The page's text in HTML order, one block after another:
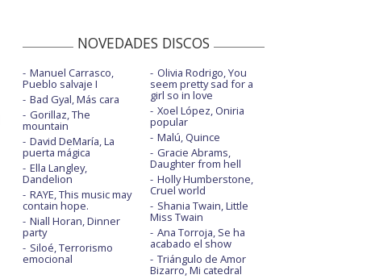
NOVEDADES DISCOS
Manuel Carrasco,
Pueblo salvaje I
Bad Gyal, Más cara
Gorillaz, The
mountain
David DeMaría, La
puerta mágica
Ella Langley,
Dandelion
RAYE, This music may
contain hope.
Niall Horan, Dinner
party
Siloé, Terrorismo
emocional
Olivia Rodrigo, You
seem pretty sad for a
girl so in love
Xoel López, Oniria
popular
Malú, Quince
Gracie Abrams,
Daughter from hell
Holly Humberstone,
Cruel world
Shania Twain, Little
Miss Twain
Ana Torroja, Se ha
acabado el show
Triángulo de Amor
Bizarro, Mi catedral